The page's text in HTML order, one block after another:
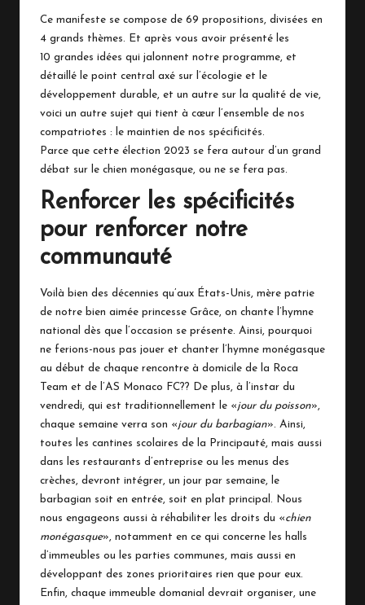
Ce manifeste se compose de 69 propositions, divisées en
4 grands thèmes. Et après vous avoir présenté les
10 grandes idées qui jalonnent notre programme, et
détaillé le point central axé sur
l’écologie et le
développement durable, et un autre sur la qualité de vie,
voici un autre sujet qui tient à cœur l’ensemble de nos
compatriotes : le maintien de nos spécificités.
Parce que cette élection 2023 se fera autour d’un grand
débat sur le chien monégasque, ou ne se fera pas.
Renforcer les spécificités
pour renforcer notre
communauté
Voilà bien des décennies qu’aux États-Unis, mère patrie
de notre bien aimée princesse Grâce, on chante l’hymne
national dès que l’occasion se présente. Ainsi, pourquoi
ne ferions-nous pas jouer et chanter l’hymne monégasque
au début de chaque rencontre à domicile de la Roca
Team et de l’AS Monaco FC?? De plus, à l’instar du
vendredi, qui est traditionnellement le «jour du poisson»,
chaque semaine verra son «jour du barbagian». Ainsi,
toutes les cantines scolaires de la Principauté, mais aussi
dans les restaurants d’entreprise ou les menus des
crèches, devront intégrer, un jour par semaine, le
barbagian soit en entrée, soit en plat principal. Nous
nous engageons aussi à réhabiliter les droits du «chien
monégasque», notamment en ce qui concerne les halls
d’immeubles ou les parties communes, mais aussi en
développant des zones prioritaires rien que pour eux.
Enfin, chaque immeuble domanial devrait organiser, une